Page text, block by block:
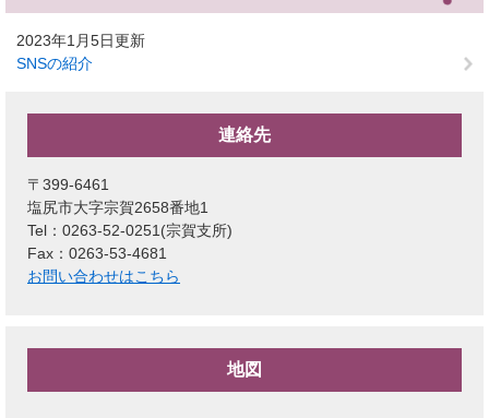
2023年1月5日更新
SNSの紹介
連絡先
〒399-6461
塩尻市大字宗賀2658番地1
Tel：0263-52-0251 宗賀支所
Fax：0263-53-4681
お問い合わせはこちら
地図